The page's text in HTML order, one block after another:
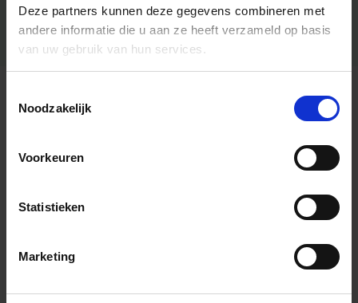
Deze partners kunnen deze gegevens combineren met
andere informatie die u aan ze heeft verzameld op basis
van uw gebruik van hun services.
Noodzakelijk
Voorkeuren
Statistieken
Marketing
Algemene informatie
Foto’s ({{photos.length}})